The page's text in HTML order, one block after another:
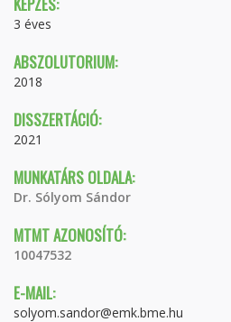
3 éves
ABSZOLUTORIUM:
2018
DISSZERTÁCIÓ:
2021
MUNKATÁRS OLDALA:
Dr. Sólyom Sándor
MTMT AZONOSÍTÓ:
10047532
E-MAIL:
solyom.sandor@emk.bme.hu